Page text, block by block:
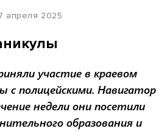
апреля 2025
участие в краевом
с полицейскими. Навигатор
недели они посетили
образования и